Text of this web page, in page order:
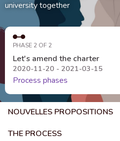
(External
university together
PHASE 2 OF 2
Let's amend the charter
2020-11-20 - 2021-03-15
Process phases
NOUVELLES PROPOSITIONS
THE PROCESS